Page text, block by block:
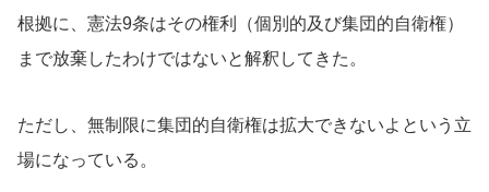
根拠に、憲法9条はその権利（個別的及び集団的自衛権）
まで放棄したわけではないと解釈してきた。
ただし、無制限に集団的自衛権は拡大できないよという立
場になっている。